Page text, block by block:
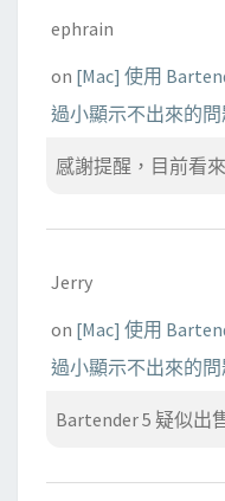
ephrain
on [Mac] 使用
過小顯示不出來的問
感謝提醒，目前看
Jerry
on [Mac] 使用
過小顯示不出來的問
Bartender 5 疑似出